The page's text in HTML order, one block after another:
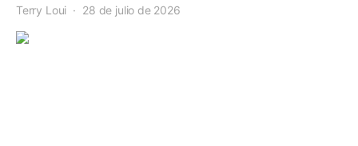
Terry Loui 28 de julio de 2026